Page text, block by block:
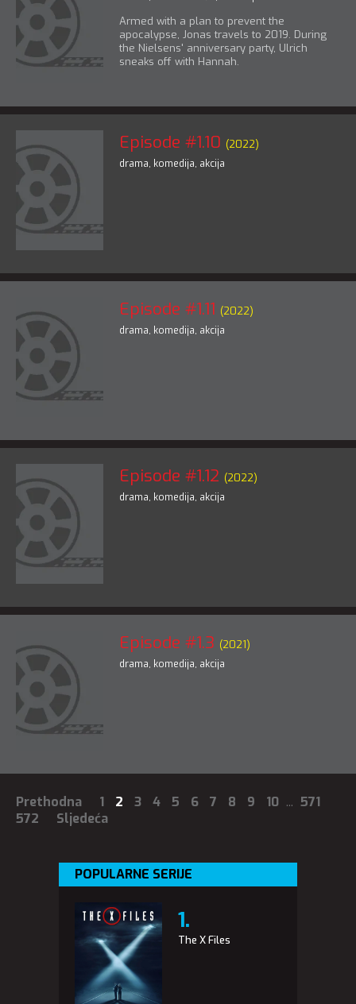
Armed with a plan to prevent the
apocalypse, Jonas travels to 2019. During
the Nielsens' anniversary party, Ulrich
sneaks off with Hannah.
Episode #1.10 (2022)
drama, komedija, akcija
Episode #1.11 (2022)
drama, komedija, akcija
Episode #1.12 (2022)
drama, komedija, akcija
Episode #1.3 (2021)
drama, komedija, akcija
Prethodna 1 2 3 4 5 6 7 8 9 10 ... 571
572
Sljedeća
POPULARNE SERIJE
The X Files